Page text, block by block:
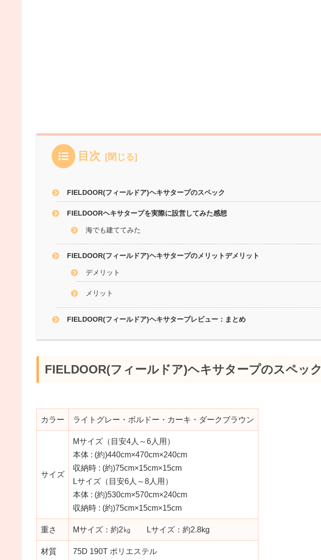
目次
FIELDOOR(フィールドア)ヘキサタープのスペック
FIELDOORヘキサタープを実際に設営してみた感想
海でも建ててみた
FIELDOOR(フィールドア)ヘキサタープのメリットデメリット
デメリット
メリット
FIELDOOR(フィールドア)ヘキサタープレビュー：まとめ
FIELDOOR(フィールドア)ヘキサタープのスペック
カラー ライトグレー・ボルドー・カーキ・ダークブラウン
サイズ
Mサイズ（目安4人～6人用）
本体 : (約)440cm×470cm×240cm
収納時 : (約)75cm×15cm×15cm
Lサイズ（目安6人～8人用）
本体 : (約)530cm×570cm×240cm
収納時 : (約)75cm×15cm×15cm
重さ Mサイズ：約2㎏ Lサイズ：約2.8kg
材質 75D 190T ポリエステル